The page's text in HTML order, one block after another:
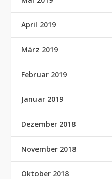
April 2019
März 2019
Februar 2019
Januar 2019
Dezember 2018
November 2018
Oktober 2018